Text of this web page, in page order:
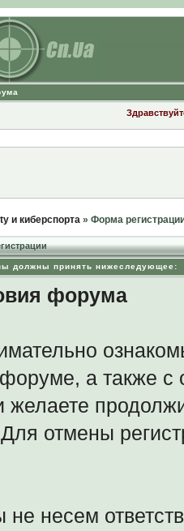
и киберспорта» Форма
должны принять нижеследующее:
форума
форуме, а также
желаете
отмены
не несем